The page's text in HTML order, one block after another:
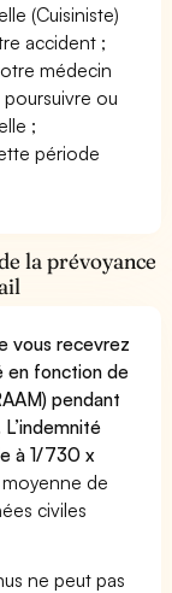
(Cuisiniste)
accident ;
médecin
ou
;
période
la prévoyance
vous recevrez
en fonction de
pendant
à 1/730 x
de
civiles
ne peut pas